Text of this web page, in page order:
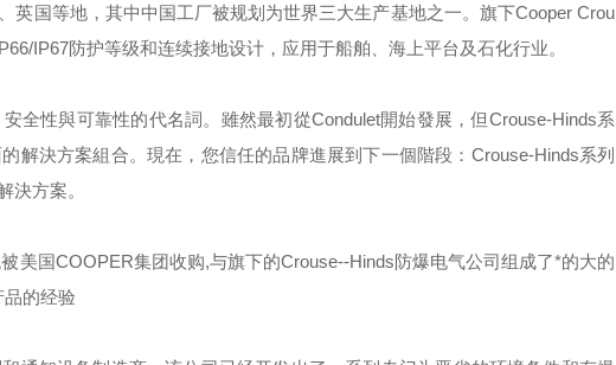
英国等地，其中中国工厂被规划为世界三大生产基地之一。旗下Cooper Crou
IP67防护等级和连续接地设计，应用于船舶、海上平台及石化行业。
全性與可靠性的代名詞。雖然最初從Condulet開始發展，但Crouse-Hinds系
解決方案組合。現在，您信任的品牌進展到下一個階段： Crouse-Hinds系列
決方案。
美国COOPER集团收购,与旗下的Crouse--Hinds防爆电气公司组成了*的大的
的经验